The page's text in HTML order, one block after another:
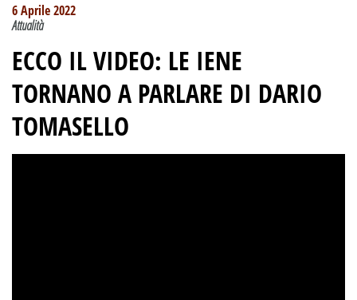
6 Aprile 2022
Attualità
ECCO IL VIDEO: LE IENE
TORNANO A PARLARE DI DARIO
TOMASELLO